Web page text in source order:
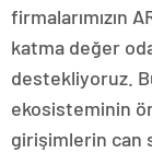
firmalarımızın
katma değer
destekliyoruz.
ekosisteminin
girişimlerin can